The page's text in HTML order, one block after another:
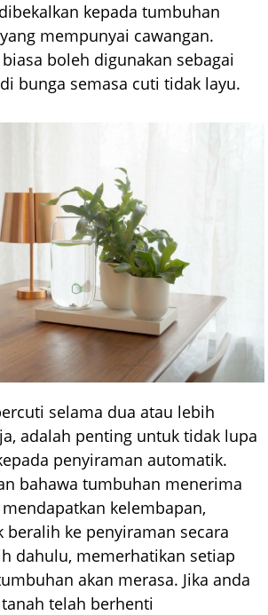
kepada tumbuhan
mempunyai cawangan.
boleh digunakan sebagai
bunga semasa cuti tidak layu.
selama dua atau lebih
adalah penting untuk tidak lupa
penyiraman automatik.
bahawa tumbuhan menerima
kelembapan,
beralih ke penyiraman secara
dahulu, memerhatikan setiap
akan merasa. Jika anda
telah berhenti